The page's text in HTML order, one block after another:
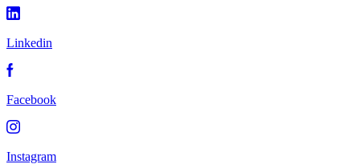
Linkedin
Facebook
Instagram